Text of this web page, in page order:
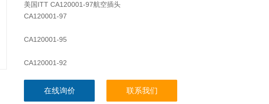
美国ITT CA120001-97航空插头
CA120001-97
CA120001-95
CA120001-92
在线询价 联系我们